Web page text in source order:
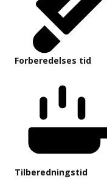
Forberedelses tid
Tilberedningstid